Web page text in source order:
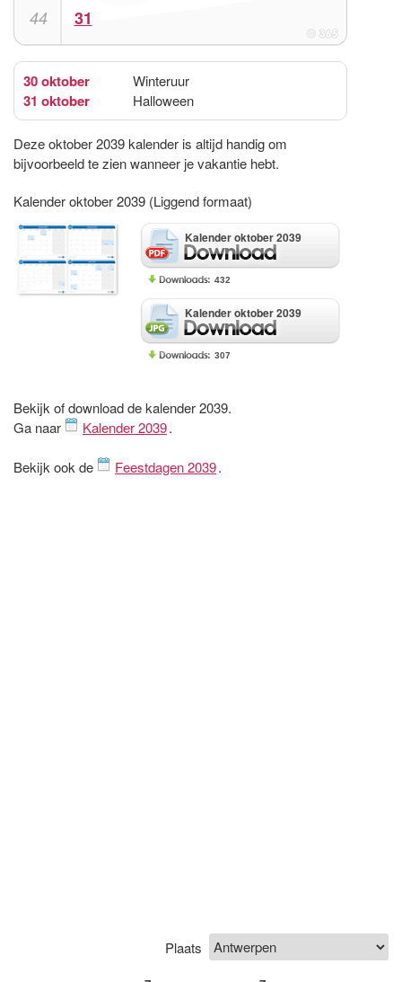
44 31
30 oktober Winteruur
31 oktober Halloween
Deze oktober 2039 kalender is altijd handig om
bijvoorbeeld te zien wanneer je vakantie hebt.
Kalender oktober 2039 (Liggend formaat)
Kalender oktober 2039
432
Kalender oktober 2039
307
Bekijk of download de kalender 2039.
Ga naar
Kalender 2039.
Bekijk ook de Feestdagen 2039.
Plaats